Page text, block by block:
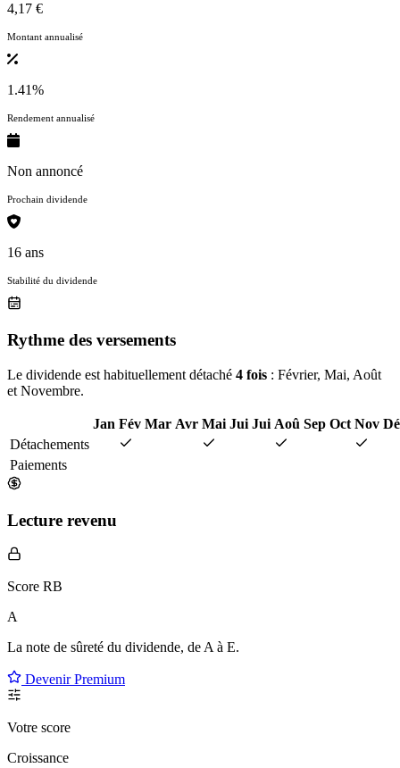
4,17 €
Montant annualisé
1.41%
Rendement annualisé
Non annoncé
Prochain dividende
16 ans
Stabilité du dividende
Rythme des versements
Le dividende est habituellement détaché 4 fois : Février, Mai, Août
et Novembre.
Jan Fév Mar Avr Mai Jui Jui Aoû Sep Oct Nov
Détachements
Paiements
Lecture revenu
Score RB
A
La note de sûreté du dividende, de A à E.
Devenir Premium
Votre score
Croissance